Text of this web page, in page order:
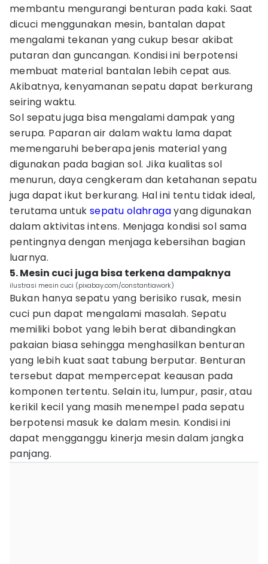
membantu mengurangi benturan pada kaki. Saat
dicuci menggunakan mesin, bantalan dapat
mengalami tekanan yang cukup besar akibat
putaran dan guncangan. Kondisi ini berpotensi
membuat material bantalan lebih cepat aus.
Akibatnya, kenyamanan sepatu dapat berkurang
seiring waktu.
Sol sepatu juga bisa mengalami dampak yang
serupa. Paparan air dalam waktu lama dapat
memengaruhi beberapa jenis material yang
digunakan pada bagian sol. Jika kualitas sol
menurun, daya cengkeram dan ketahanan sepatu
juga dapat ikut berkurang. Hal ini tentu tidak ideal,
terutama untuk sepatu olahragayang digunakan
dalam aktivitas intens. Menjaga kondisi sol sama
pentingnya dengan menjaga kebersihan bagian
luarnya.
5. Mesin cuci juga bisa terkena dampaknya
ilustrasi mesin cuci (pixabay.com/constantiawork)
Bukan hanya sepatu yang berisiko rusak, mesin
cuci pun dapat mengalami masalah. Sepatu
memiliki bobot yang lebih berat dibandingkan
pakaian biasa sehingga menghasilkan benturan
yang lebih kuat saat tabung berputar. Benturan
tersebut dapat mempercepat keausan pada
komponen tertentu. Selain itu, lumpur, pasir, atau
kerikil kecil yang masih menempel pada sepatu
berpotensi masuk ke dalam mesin. Kondisi ini
dapat mengganggu kinerja mesin dalam jangka
panjang.